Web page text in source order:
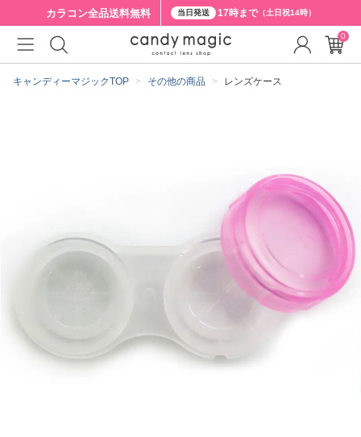
カラコン全品送料無料 当日発送 17時まで（土日祝14時）
キャンディーマジックTOP その他の商品 レンズケース
0
クーポン詳細